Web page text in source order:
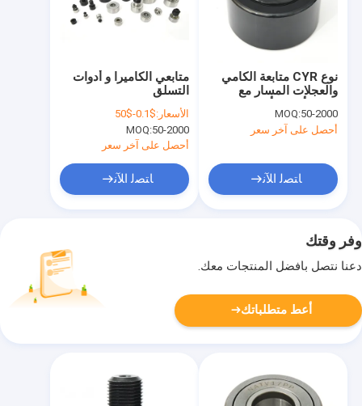
متابعي الكاميرا و أدوات
التسلق
الأسعار:$0.1-$50
MOQ:50-2000
أحصل على آخر سعر
ﺎﺘﺼﻟ ﺍﻶﻧ
نوع CYR متابعة الكامي
والعجلات المسار مع
MOQ:50-2000
أحصل على آخر سعر
ﺎﺘﺼﻟ ﺍﻶﻧ
وفر وقتك
دعنا نتصل بأفضل المنتجات معك.
أعط متطلباتك